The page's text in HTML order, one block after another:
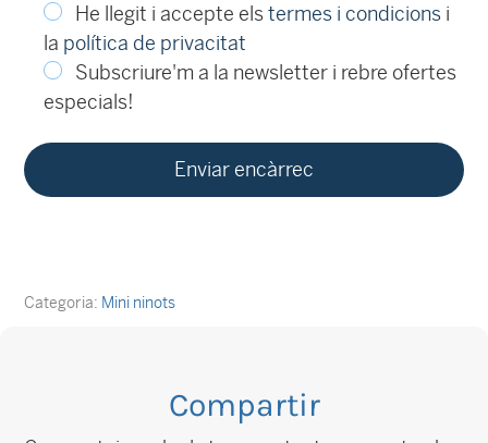
He llegit i accepte elstermes i condicions i
la política de privacitat
Subscriure'm a la newsletter i rebre ofertes
especials!
Categoria: Mini ninots
Compartir